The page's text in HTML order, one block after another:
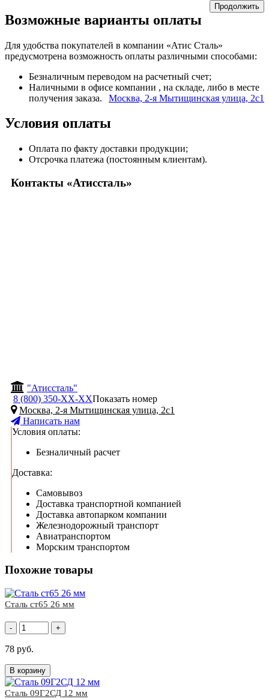
Продолжить
Возможные варианты оплаты
Для удобства покупателей в компании «Атис Сталь»
предусмотрена возможность оплаты различными способами:
Безналичным переводом на расчетный счет;
Наличными в офисе компании
Москва, 2-я Мытищинская улица, 2с1
, на складе, либо в месте
получения заказа.
Условия оплаты
Оплата по факту доставки продукции;
Отсрочка платежа (постоянным клиентам).
Контакты «Атиссталь»
"Атиссталь"
8 (800) 350-ХХ-ХХПоказать номер
Москва, 2-я Мытищинская улица, 2с1
Написать нам
Условия оплаты:
Безналичный расчет
Доставка:
Самовывоз
Доставка транспортной компанией
Доставка автопарком компании
Железнодорожный транспорт
Авиатранспортом
Морским транспортом
Похожие товары
Сталь ст65 26 мм
- +
78 руб.
В корзину
Сталь 09Г2СД 12 мм